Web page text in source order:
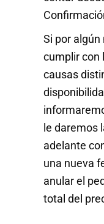
Si por
cumplir con
causas
le daremos
adelante
una nueva
anular el
total del